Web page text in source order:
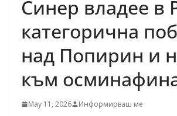
Синер владее в
категорична
над Попирин и
към
May 11, 2026 Информирваш ме